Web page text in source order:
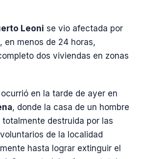
Leoni se vio afectada por
en menos de 24 horas,
dos viviendas en zonas
en la tarde de ayer en
, donde la casa de un hombre
destruida por las
voluntarios de la localidad
hasta lograr extinguir el